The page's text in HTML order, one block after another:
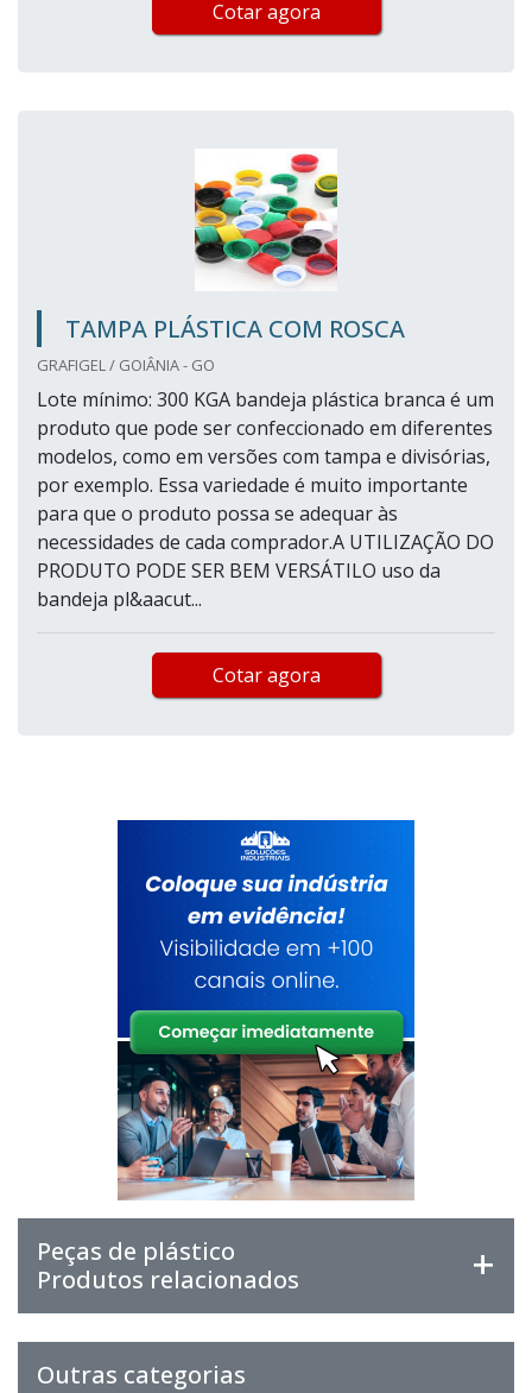
Cotar agora
TAMPA PLÁSTICA COM ROSCA
GRAFIGEL / GOIÂNIA - GO
Lote mínimo: 300 KGA bandeja plástica branca é um
produto que pode ser confeccionado em diferentes
modelos, como em versões com tampa e divisórias,
por exemplo. Essa variedade é muito importante
para que o produto possa se adequar às
necessidades de cada comprador.A UTILIZAÇÃO DO
PRODUTO PODE SER BEM VERSÁTILO uso da
bandeja pl&aacut...
Cotar agora
Peças de plástico
Produtos relacionados
Outras categorias